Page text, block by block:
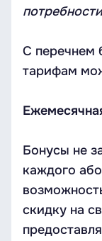
С перечнем
тарифам
Бонусы не
каждого
скидку на